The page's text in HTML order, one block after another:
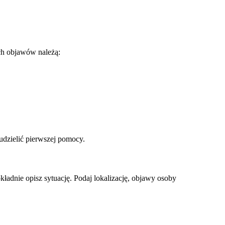
objawów należą:
pierwszej pomocy.
opisz sytuację. Podaj lokalizację, objawy osoby